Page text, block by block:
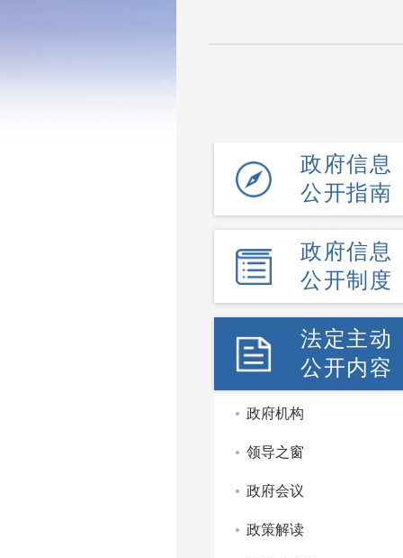
政府信息
公开指南
政府信息
公开制度
法定主动
公开内容
政府机构
领导之窗
政府会议
政策解读